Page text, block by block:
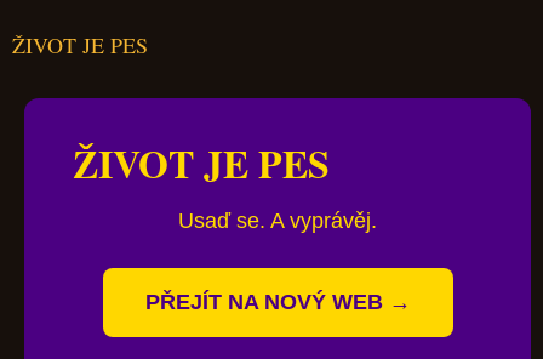
ŽIVOT JE PES
ŽIVOT JE PES
Usaď se. A vyprávěj.
PŘEJÍT NA NOVÝ WEB →